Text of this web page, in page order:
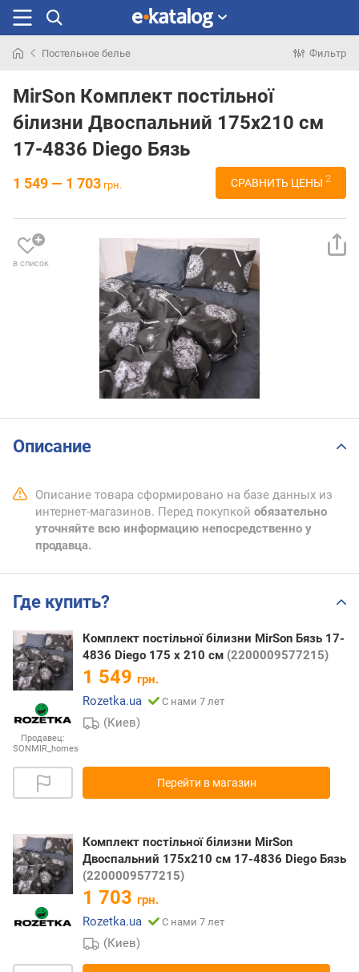
раньше
Постельное белье Фильтр
MirSon Комплект постільної
білизни Двоспальний 175х210 см
17-4836 Diego Бязь
1 549 — 1 703 грн. СРАВНИТЬ ЦЕНЫ 2
в список
Описание
Описание товара сформировано на базе данных из
интернет-магазинов. Перед покупкой обязательно
уточняйте всю информацию непосредственно у
продавца.
Где купить?
Продавец:
SONMIR_homes
Комплект постільної білизни MirSon Бязь 17-
4836 Diego 175 x 210 см (2200009577215)
1 549 грн.
Rozetka.ua
С нами 7 лет
(Киев)
Перейти в магазин
Комплект постільної білизни MirSon
Двоспальний 175х210 см 17-4836 Diego Бязь
(2200009577215)
1 703 грн.
Rozetka.ua
С нами 7 лет
(Киев)